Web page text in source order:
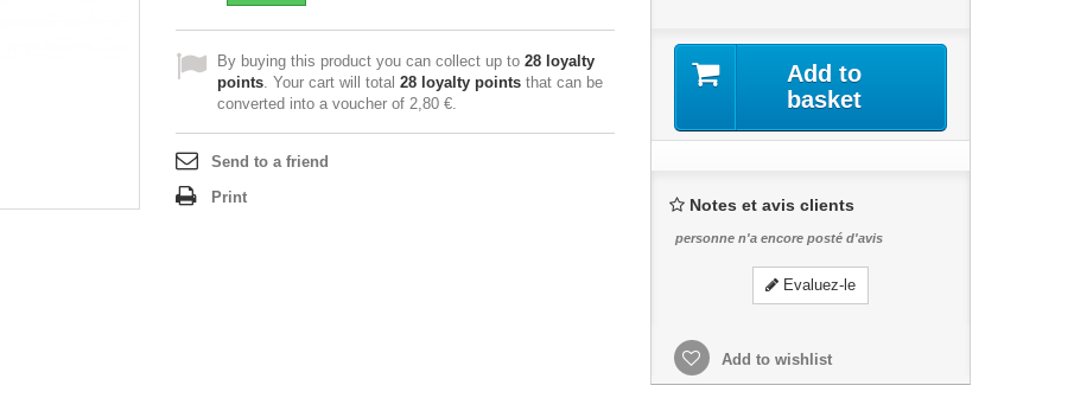
By buying this product you can collect up to 28 loyalty
points. Your cart will total 28 loyalty points that can be
converted into a voucher of 2,80 €.
Send to a friend
Print
Add to
basket
Notes et avis clients
personne n'a encore posté d'avis
Evaluez-le
Add to wishlist